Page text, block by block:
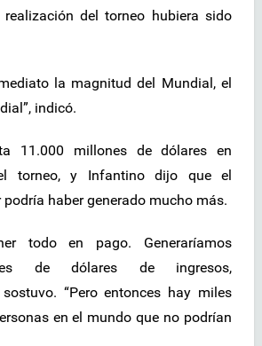
realización del torneo hubiera sido
la magnitud del Mundial, el
indicó.
11.000 millones de dólares en
torneo, y Infantino dijo que el
haber generado mucho más.
todo en pago. Generaríamos
de dólares de ingresos,
sostuvo. “Pero entonces hay miles
en el mundo que no podrían